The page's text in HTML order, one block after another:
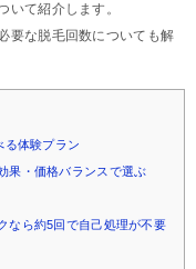
いて紹介します。
要な脱毛回数についても解
る体験プラン
果・価格バランスで選ぶ
なら約5回で自己処理が不要